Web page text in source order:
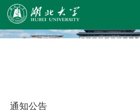
通知公告